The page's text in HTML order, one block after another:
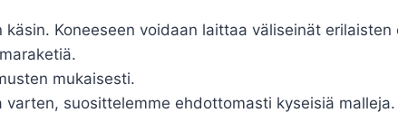
Koneeseen voidaan laittaa väliseinät erilaisten
mukaisesti.
suosittelemme ehdottomasti kyseisiä malleja.